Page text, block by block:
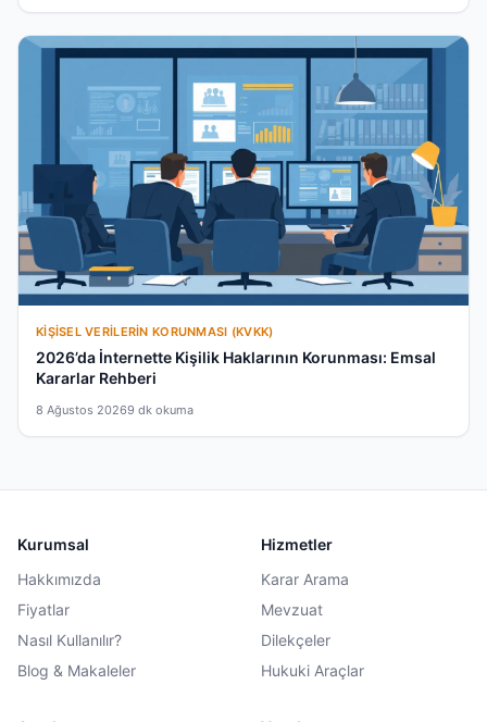
KIŞISEL VERILERIN KORUNMASI (KVKK)
2026’da İnternette Kişilik Haklarının Korunması: Emsal
Kararlar Rehberi
8 Ağustos 20269 dk okuma
Kurumsal
Hakkımızda
Fiyatlar
Nasıl Kullanılır?
Blog & Makaleler
Hizmetler
Karar Arama
Mevzuat
Dilekçeler
Hukuki Araçlar